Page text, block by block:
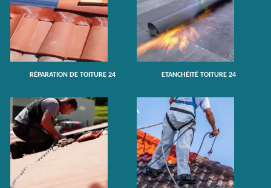
RÉPARATION DE TOITURE 24 ETANCHÉITÉ TOITURE 24